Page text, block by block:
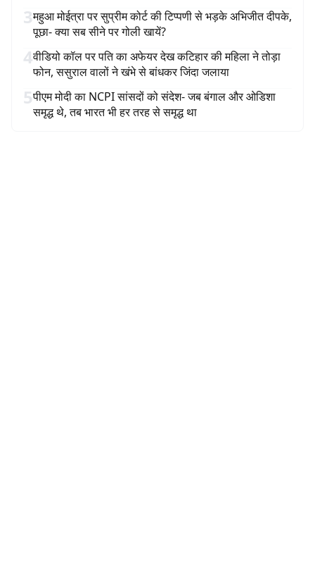
3महुआ मोईत्रा पर सुप्रीम कोर्ट की टिप्पणी से भड़के अभिजीत दीपके,
पूछा- क्या सब सीने पर गोली खायें?
4वीडियो कॉल पर पति का अफेयर देख कटिहार की महिला ने तोड़ा
फोन, ससुराल वालों ने खंभे से बांधकर जिंदा जलाया
5पीएम मोदी का NCPI सांसदों को संदेश- जब बंगाल और ओडिशा
समृद्ध थे, तब भारत भी हर तरह से समृद्ध था